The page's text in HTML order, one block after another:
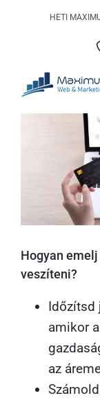
HETI
Hogyan
veszíteni?
Időzítsd
amikor
az